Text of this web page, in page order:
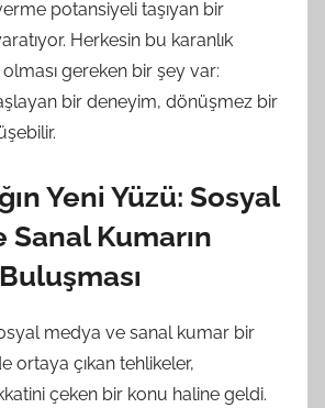
potansiyeli taşıyan bir
Herkesin bu karanlık
olması gereken bir şey var:
bir deneyim, dönüşmez bir
Yeni Yüzü: Sosyal
Sanal Kumarın
medya ve sanal kumar bir
ortaya çıkan tehlikeler,
çeken bir konu haline geldi.